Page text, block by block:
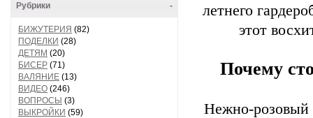
-
Рубрики
БИЖУТЕРИЯ (82)
ПОДЕЛКИ (28)
ДЕТЯМ (20)
БИСЕР (71)
ВАЛЯНИЕ (13)
ВИДЕО (246)
ВОПРОСЫ (3)
ВЫКРОЙКИ (59)
летнего
этот
Почему
Нежно-розовый